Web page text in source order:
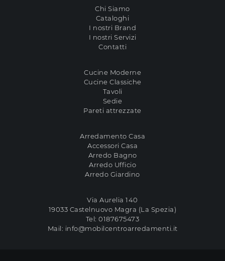
Chi Siamo
Cataloghi
I nostri Brand
I nostri Servizi
Contatti
Cucine Moderne
Cucine Classiche
Tavoli
Sedie
Pareti attrezzate
Arredamento Casa
Accessori Casa
Arredo Bagno
Arredo Ufficio
Arredo Giardino
Via Aurelia 140
19033 Castelnuovo Magra (La Spezia)
Tel:0187675473
Mail: info@mobilcentroarredamenti.it